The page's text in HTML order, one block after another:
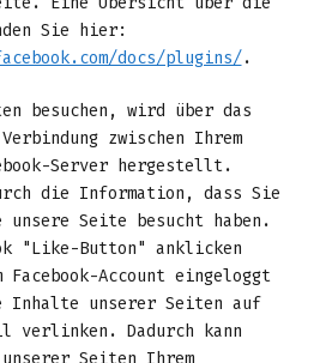
Sie hier:
docs/plugins/.
besuchen, wird über das
zwischen Ihrem
Server hergestellt.
die Information, dass Sie
Seite besucht haben.
"Like-Button" anklicken
Account eingeloggt
Inhalte unserer Seiten auf
verlinken. Dadurch kann
unserer Seiten Ihrem